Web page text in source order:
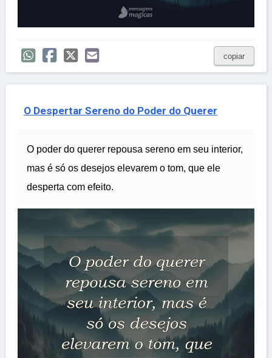
copiar
O Despertar Sereno do Poder do Querer
O poder do querer repousa sereno em seu interior,
mas é só os desejos elevarem o tom, que ele
desperta com efeito.